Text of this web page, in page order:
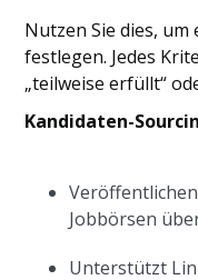
Nutzen Sie dies,
festlegen. Jedes
„teilweise erfüllt“
Kandidaten-
Jobbörsen
Unterstützt